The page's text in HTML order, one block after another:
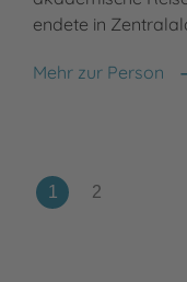
endete in
Mehr zur Person
Eva von Mühlenfels